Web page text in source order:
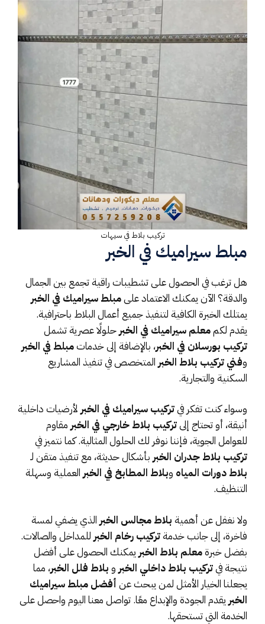
تركيب بلاط في سيهات
مبلط سيراميك في الخبر
هل ترغب في الحصول على تشطيبات راقية تجمع بين الجمال
والدقة؟ الآن يمكنك الاعتماد علىمبلط سيراميك في الخبر
يمتلك الخبرة الكافية لتنفيذ جميع أعمال البلاط باحترافية.
يقدم لكممعلم سيراميك في الخبر حلولًا عصرية تشمل
تركيب بورسلان في الخبر، بالإضافة إلى خدماتمبلط في الخبر
وفني تركيب بلاط الخبر المتخصص في تنفيذ المشاريع
السكنية والتجارية.
وسواء كنت تفكر فيتركيب سيراميك في الخبرلأرضيات داخلية
أنيقة، أو تحتاج إلىتركيب بلاط خارجي في الخبرمقاوم
للعوامل الجوية، فإننا نوفر لك الحلول المثالية. كما نتميز في
تركيب بلاط جدران الخبربأشكال حديثة، مع تنفيذ متقن لـ
بلاط دورات المياه وبلاط المطابخ في الخبرالعملية وسهلة
التنظيف.
ولا نغفل عن أهمية بلاط مجالس الخبر الذي يضفي لمسة
فاخرة، إلى جانب خدمةتركيب رخام الخبر للمداخل والصالات.
بفضل خبرةمعلم بلاط الخبر يمكنك الحصول على أفضل
نتيجة فيتركيب بلاط داخلي الخبر و بلاط فلل الخبر، مما
يجعلنا الخيار الأمثل لمن يبحث عن أفضل مبلط سيراميك
الخبر يقدم الجودة والإبداع معًا. تواصل معنا اليوم واحصل على
الخدمة التي تستحقها.